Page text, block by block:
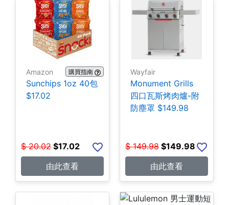
Amazon 購買指南
Sunchips 1oz 40包
$17.02
$ 20.02 $17.02
由此查看
Wayfair
Monument Grills
四口瓦斯烤肉爐-附
防塵罩 $149.98
$ 149.98 $149.98
由此查看